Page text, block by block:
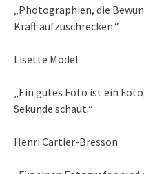
„Photographien, die
Kraft aufzuschrecken.“
Lisette Model
„Ein gutes Foto ist ein
Sekunde schaut.“
Henri Cartier-Bresson